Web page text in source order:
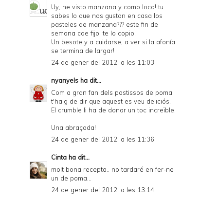
Uy, he visto manzana y como loca! tu
sabes lo que nos gustan en casa los
pasteles de manzana??? este fin de
semana cae fijo, te lo copio.
Un besote y a cuidarse, a ver si la afonía
se termina de largar!
24 de gener del 2012, a les 11:03
nyanyels ha dit...
Com a gran fan dels pastissos de poma,
t'haig de dir que aquest es veu deliciós.
El crumble li ha de donar un toc increïble.
Una abraçada!
24 de gener del 2012, a les 11:36
Cinta ha dit...
molt bona recepta.. no tardaré en fer-ne
un de poma...
24 de gener del 2012, a les 13:14